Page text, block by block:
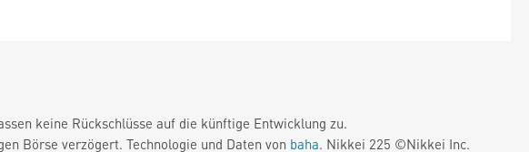
keine Rückschlüsse auf die künftige Entwicklung zu.
Börse verzögert. Technologie und Daten von baha. Nikkei 225 ©Nikkei Inc.